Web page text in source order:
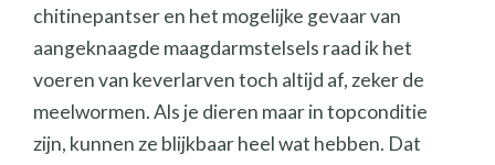
chitinepantser en het mogelijke gevaar van
aangeknaagde maagdarmstelsels raad ik het
voeren van keverlarven toch altijd af, zeker de
meelwormen. Als je dieren maar in topconditie
zijn, kunnen ze blijkbaar heel wat hebben. Dat